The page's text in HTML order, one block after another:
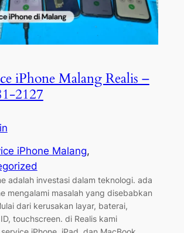
iPhone Malang Realis –
2127
iPhone Malang
adalah investasi dalam teknologi. ada
mengalami masalah yang disebabkan
dari kerusakan layar, baterai,
touchscreen. di Realis kami